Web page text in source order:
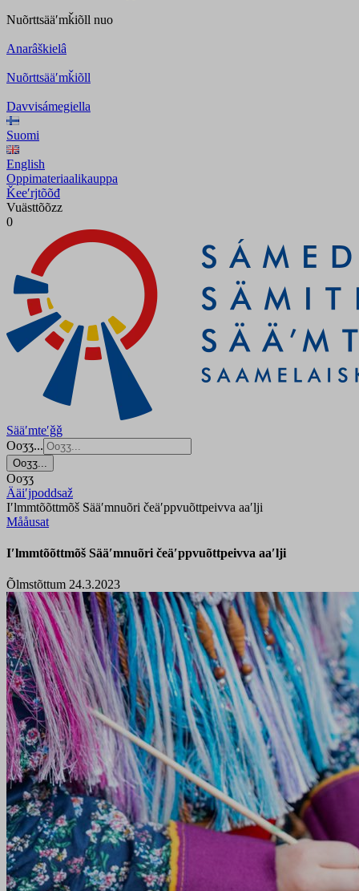
Nuõrttsääʹmǩiõll nuo
Anarâškielâ
Nuõrttsääʹmǩiõll
Davvisámegiella
Suomi
English
Oppimateriaalikauppa
Ǩeeʹrjtõõđ
Vuästtõõzz
0
Sääʹmteʹǧǧ
Ooʒʒ...
Ooʒʒ...
Ooʒʒ
Ääiʹjpoddsaž
Iʹlmmtõõttmõš Sääʹmnuõri čeäʹppvuõttpeivva aaʹlji
Mååusat
Iʹlmmtõõttmõš Sääʹmnuõri čeäʹppvuõttpeivva aaʹlji
Õlmstõttum 24.3.2023